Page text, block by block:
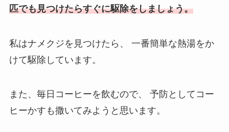
匹でも見つけたらすぐに駆除をしましょう。
私はナメクジを見つけたら、
一番簡単な熱湯をか
けて駆除しています。
また、毎日コーヒーを飲むので、
予防としてコー
ヒーかすも撒いてみようと思います。